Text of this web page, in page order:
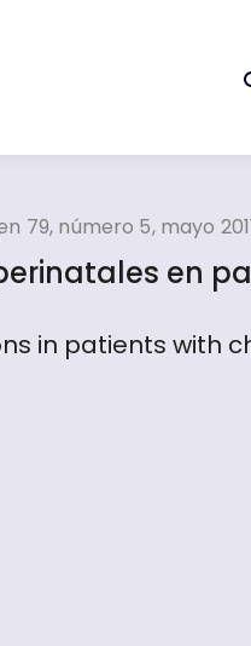
79, número 5, mayo
en
in patients with